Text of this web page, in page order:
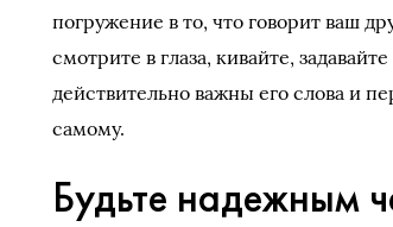
погружение в то, что говорит ваш
смотрите в глаза, кивайте,
действительно важны его слова и
самому.
Будьте надежным